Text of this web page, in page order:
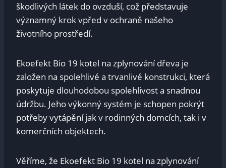
škodlivých látek do ovzduší, což představuje
významný krok vpřed v ochraně našeho
životního prostředí.
Ekoefekt Bio 19 kotel na zplynování dřeva je
založen na spolehlivé a trvanlivé konstrukci, která
poskytuje dlouhodobou spolehlivost a snadnou
údržbu. Jeho výkonný systém je schopen pokrýt
potřeby vytápění jak v rodinných domcích, tak i v
komerčních objektech.
Věříme, že Ekoefekt Bio 19 kotel na zplynování